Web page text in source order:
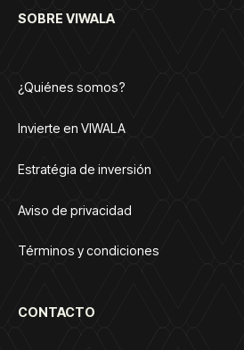
SOBRE VIWALA
¿Quiénes somos?
Invierte en VIWALA
Estratégia de inversión
Aviso de privacidad
Términos y condiciones
CONTACTO